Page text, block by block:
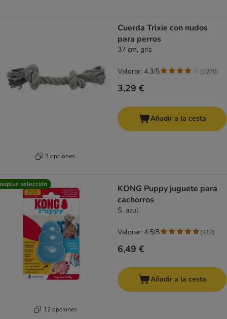
3 opciones
Cuerda Trixie con nudos
para perros
37 cm, gris
3,29 €
Valorar: 4.3/5 (1270)
Añadir a la cesta
selección
12 opciones
KONG Puppy juguete para
cachorros
S, azul
6,49 €
Valorar: 4.5/5 (918)
Añadir a la cesta